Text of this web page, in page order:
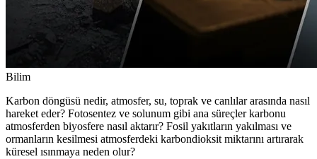
Bilim
Karbon döngüsü nedir, atmosfer, su, toprak ve canlılar arasında nasıl
hareket eder? Fotosentez ve solunum gibi ana süreçler karbonu
atmosferden biyosfere nasıl aktarır? Fosil yakıtların yakılması ve
ormanların kesilmesi atmosferdeki karbondioksit miktarını artırarak
küresel ısınmaya neden olur?